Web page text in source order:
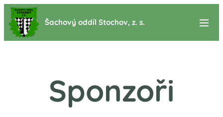
Šachový oddíl Stochov, z. s.
Sponzoři